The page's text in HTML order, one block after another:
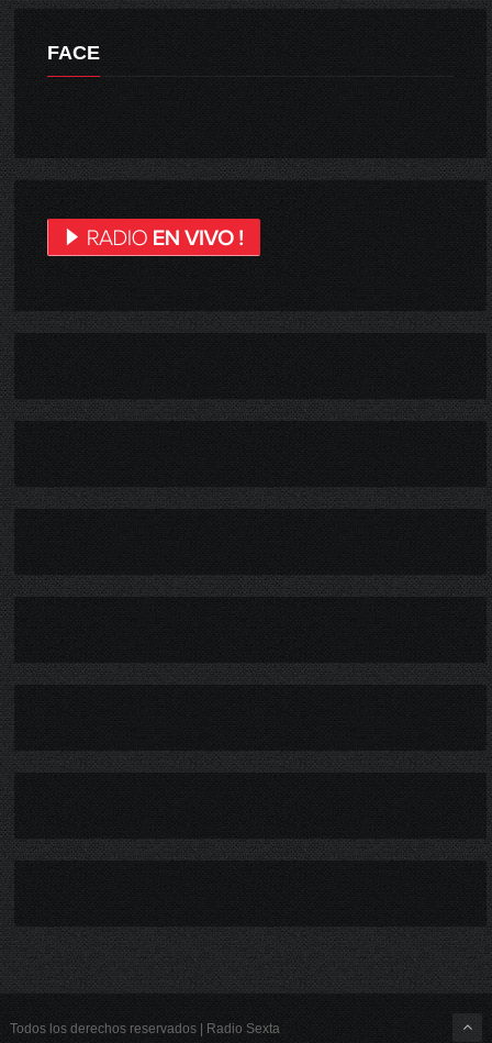
FACE
Todos los derechos reservados | Radio Sexta